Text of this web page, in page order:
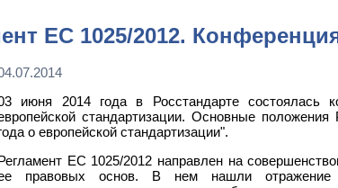
ЕС 1025/2012.
июня 2014 года в Росстандарте состоялась
стандартизации. Основные
о европейской стандартизации".
ЕС 1025/2012 направлен на
правовых основ. В нем нашли отражение